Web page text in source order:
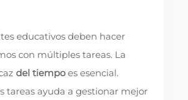
educativos deben hacer
con múltiples tareas. La
del tiempoes esencial.
tareas ayuda a gestionar mejor